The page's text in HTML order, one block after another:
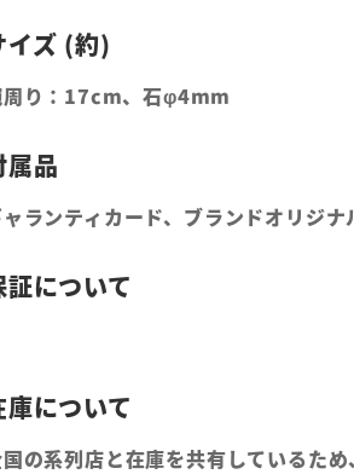
り：17cm、石φ4mm
ランティカード、ブランドオリジナ
の系列店と在庫を共有しているた